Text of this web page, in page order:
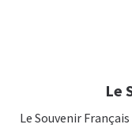
Le
Le Souvenir